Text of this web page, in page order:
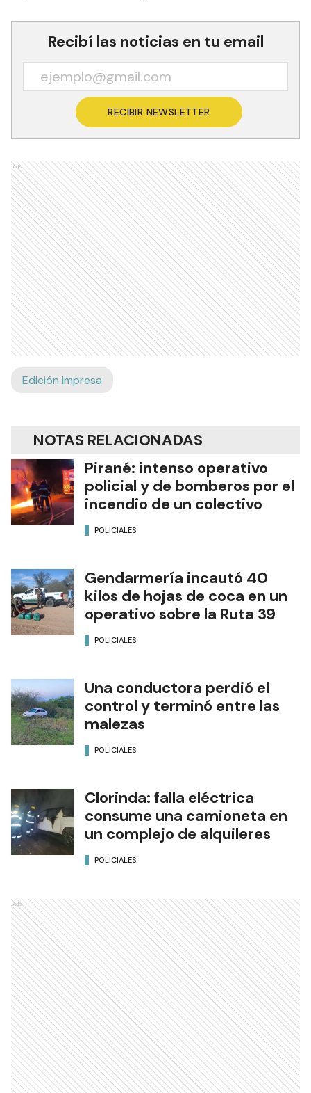
Recibí las noticias en tu email
RECIBIR NEWSLETTER
Ads
Edición Impresa
NOTAS RELACIONADAS
Pirané: intenso operativo
policial y de bomberos por el
incendio de un colectivo
POLICIALES
Gendarmería incautó 40
kilos de hojas de coca en un
operativo sobre la Ruta 39
POLICIALES
Una conductora perdió el
control y terminó entre las
malezas
POLICIALES
Clorinda: falla eléctrica
consume una camioneta en
un complejo de alquileres
POLICIALES
Ads